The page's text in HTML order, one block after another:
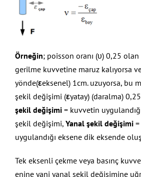
Örneğin; poisson oranı (υ) 0,25
gerilme kuvvetine maruz kalıyorsa
yönde(εeksenel) 1cm. uzuyorsa, bu
şekil değişimi (εyatay) (daralma)
şekil değişimi = kuvvetin
şekil değişimi, Yanal şekil değişimi
uygulandığı eksene dik eksende
Tek eksenli çekme veya basınç
enine yani yanal şekil değişimine